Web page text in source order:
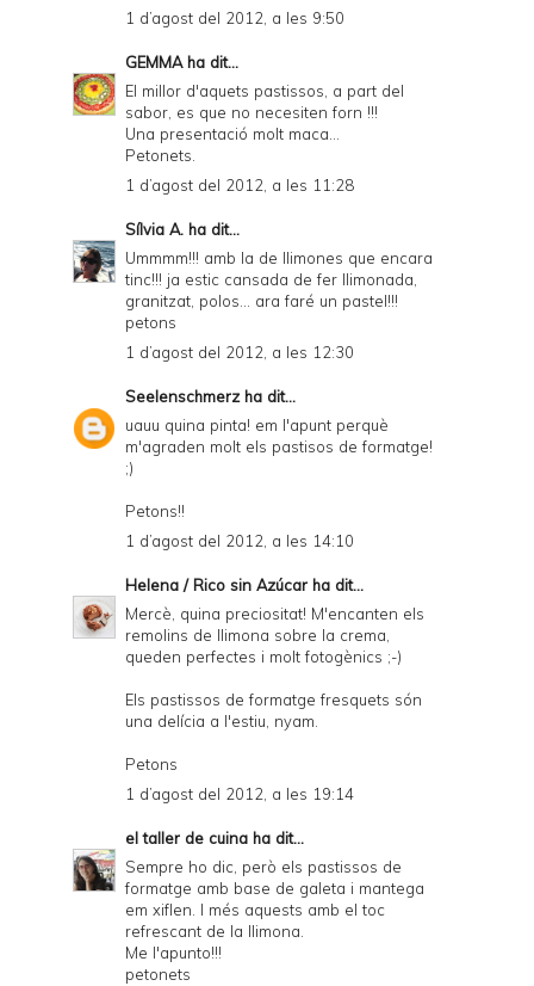
F
1 d’agost del 2012, a les 9:50
GEMMAha dit...
El millor d'aquets pastissos, a part del
sabor, es que no necesiten forn !!!
Una presentació molt maca...
Petonets.
1 d’agost del 2012, a les 11:28
Sílvia A. ha dit...
Ummmm!!! amb la de llimones que encara
tinc!!! ja estic cansada de fer llimonada,
granitzat, polos... ara faré un pastel!!!
petons
1 d’agost del 2012, a les 12:30
Seelenschmerz ha dit...
uauu quina pinta! em l'apunt perquè
m'agraden molt els pastisos de formatge!
;)
Petons!!
1 d’agost del 2012, a les 14:10
Helena / Rico sin Azúcar ha dit...
Mercè, quina preciositat! M'encanten els
remolins de llimona sobre la crema,
queden perfectes i molt fotogènics ;-)
Els pastissos de formatge fresquets són
una delícia a l'estiu, nyam.
Petons
1 d’agost del 2012, a les 19:14
el taller de cuina ha dit...
Sempre ho dic, però els pastissos de
formatge amb base de galeta i mantega
em xiflen. I més aquests amb el toc
refrescant de la llimona.
Me l'apunto!!!
petonets